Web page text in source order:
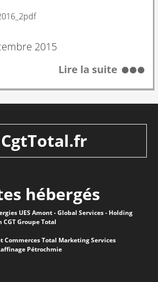
2015
Lire la suite
CgtTotal.fr
hébergés
UES Amont - Global Services - Holding
Groupe Total
Commerces Total Marketing Services
Pétrochmie